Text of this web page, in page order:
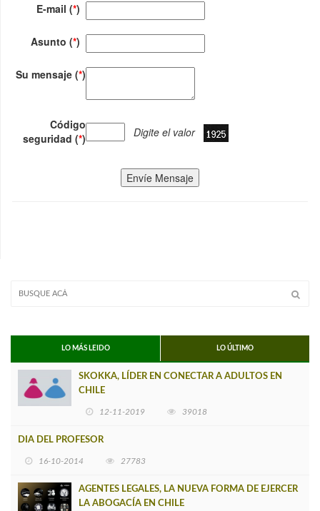
E-mail (*)
Asunto (*)
Su mensaje (*)
Código
seguridad (*) Digite el valor
Envíe Mensaje
LO MÁS LEIDO LO ÚLTIMO
SKOKKA, LÍDER EN CONECTAR A ADULTOS EN
CHILE
12-11-2019 39018
DIA DEL PROFESOR
16-10-2014 27783
AGENTES LEGALES, LA NUEVA FORMA DE EJERCER
LA ABOGACÍA EN CHILE